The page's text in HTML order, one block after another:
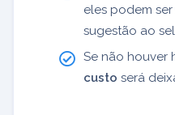
eles podem
sugestão ao
Se não houver
custo será